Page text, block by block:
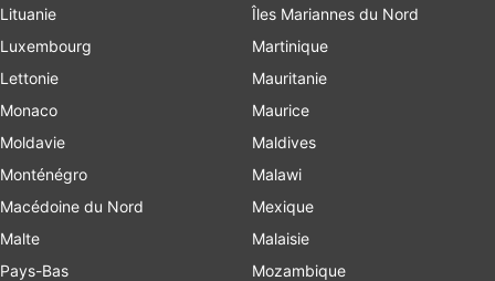
Lituanie
Luxembourg
Lettonie
Monaco
Moldavie
Monténégro
Macédoine du Nord
Malte
Pays-Bas
Îles Mariannes du Nord
Martinique
Mauritanie
Maurice
Maldives
Malawi
Mexique
Malaisie
Mozambique